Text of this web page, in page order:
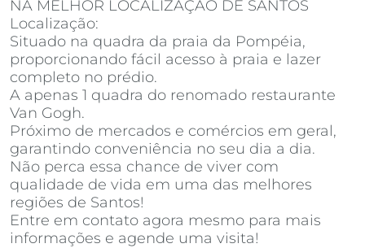
NA MELHOR LOCALIZAÇÃO DE SANTOS
Localização:
Situado na quadra da praia da Pompéia,
proporcionando fácil acesso à praia e lazer
completo no prédio.
A apenas 1 quadra do renomado restaurante
Van Gogh.
Próximo de mercados e comércios em geral,
garantindo conveniência no seu dia a dia.
Não perca essa chance de viver com
qualidade de vida em uma das melhores
regiões de Santos!
Entre em contato agora mesmo para mais
informações e agende uma visita!